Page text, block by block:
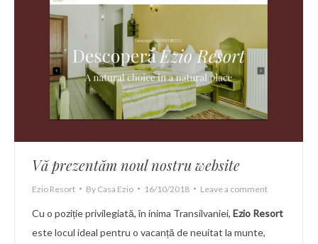
Vă prezentăm noul nostru website
Ezio Resort By Casa Ezio 16/10/2018 Leave a comment
Cu o poziție privilegiată, în inima Transilvaniei, Ezio Resort
este locul ideal pentru o vacanță de neuitat la munte,